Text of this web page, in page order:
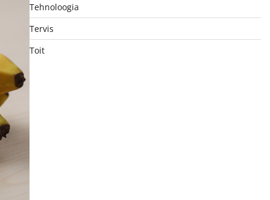
Tehnoloogia
Tervis
Toit